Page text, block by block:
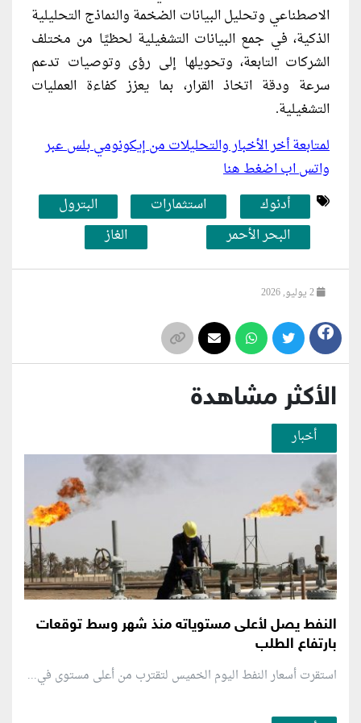
الاصطناعي وتحليل البيانات الضخمة والنماذج التحليلية
الذكية، في جمع البيانات التشغيلية لحظيًا من مختلف
الشركات التابعة، وتحويلها إلى رؤى وتوصيات تدعم
سرعة ودقة اتخاذ القرار، بما يعزز كفاءة العمليات
التشغيلية.
لمتابعة أخر الأخبار والتحليلات من إيكونومي بلس عبر
واتس اب اضغط هنا
أدنوك
استثمارات
البترول
البحر الأحمر
الغاز
الأكثر مشاهدة
أخبار
النفط يصل لأعلى مستوياته منذ شهر وسط توقعات
بارتفاع الطلب
استقرت أسعار النفط اليوم الخميس لتقترب من أعلى مستوى في...